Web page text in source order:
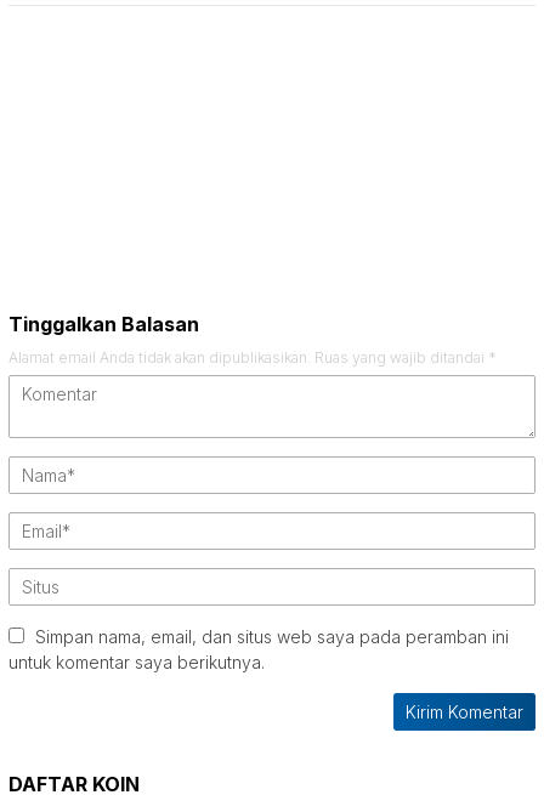
Tinggalkan Balasan
Alamat email Anda tidak akan dipublikasikan. Ruas yang wajib ditandai *
Simpan nama, email, dan situs web saya pada peramban ini
untuk komentar saya berikutnya.
DAFTAR KOIN